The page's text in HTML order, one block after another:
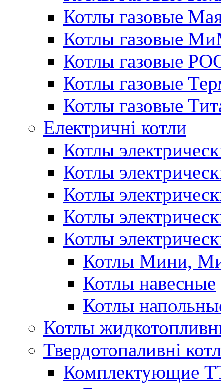
Котлы газовые
Котлы газовые
Котлы газовые
Котлы газовые
Котлы газовые
Електричні котли
Котлы
Котлы
Котлы
Котлы
Котлы
Котлы Мини,
Котлы навесные
Котлы
Котлы
Твердотопаливні
Комплектующие